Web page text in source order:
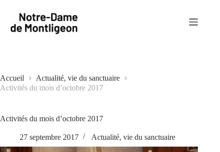
contenu
Accueil
Actualité, vie du sanctuaire
Activités du mois d’octobre 2017
Activités du mois d’octobre 2017
27 septembre 2017 Actualité, vie du sanctuaire